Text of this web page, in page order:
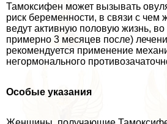
Тамоксифен может вызывать
риск беременности, в связи с
ведут активную пoлoвую жизнь,
примерно 3 месяцев после)
рекомендуется применение
негормонального
Особые указания